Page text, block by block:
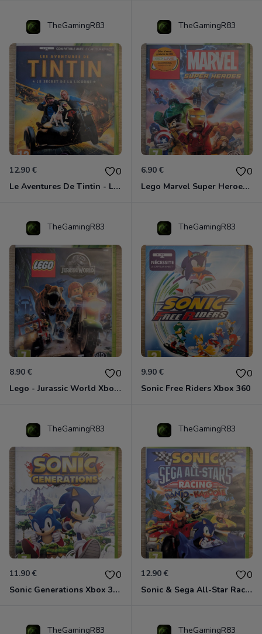
TheGamingR83
12.90 € 0
Le Aventures De Tintin - Le Secret De La Licorne Xbox 360
TheGamingR83
6.90 € 0
Lego Marvel Super Heroes Xbox 360
TheGamingR83
8.90 € 0
Lego - Jurassic World Xbox 360
TheGamingR83
9.90 € 0
Sonic Free Riders Xbox 360
TheGamingR83
11.90 € 0
Sonic Generations Xbox 360
TheGamingR83
12.90 € 0
Sonic & Sega All-Star Racing avec Banjo-Kazooie Xbox 360
TheGamingR83 TheGamingR83